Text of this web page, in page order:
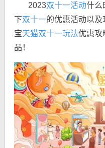
2023双十一活动什么
下双十一的优惠活动以及
宝天猫双十一玩法优惠攻
品！